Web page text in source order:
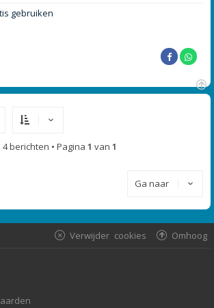
gebruiken
O
4 berichten • Pagina 1 van 1
Ga naar
Omhoog
Verwijder cookies